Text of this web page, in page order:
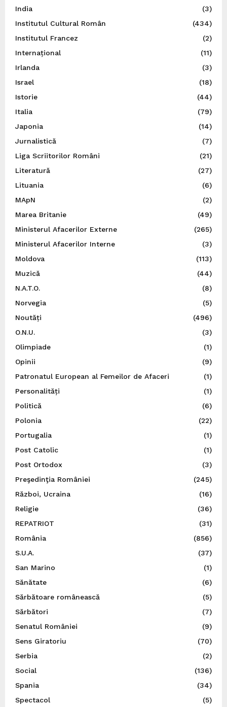
India
(3)
Institutul Cultural Român
(434)
Institutul Francez
(2)
Internațional
(11)
Irlanda
(3)
Israel
(18)
Istorie
(44)
Italia
(79)
Japonia
(14)
Jurnalistică
(7)
Liga Scriitorilor Români
(21)
Literatură
(27)
Lituania
(6)
MApN
(2)
Marea Britanie
(49)
Ministerul Afacerilor Externe
(265)
Ministerul Afacerilor Interne
(3)
Moldova
(113)
Muzică
(44)
N.A.T.O.
(8)
Norvegia
(5)
Noutăți
(496)
O.N.U.
(3)
Olimpiade
(1)
Opinii
(9)
Patronatul European al Femeilor de Afaceri
(1)
Personalități
(1)
Politică
(6)
Polonia
(22)
Portugalia
(1)
Post Catolic
(1)
Post Ortodox
(3)
Preşedinţia României
(245)
Război, Ucraina
(16)
Religie
(36)
REPATRIOT
(31)
România
(856)
S.U.A.
(37)
San Marino
(1)
Sănătate
(6)
Sărbătoare românească
(5)
Sărbători
(7)
Senatul României
(9)
Sens Giratoriu
(70)
Serbia
(2)
Social
(136)
Spania
(34)
Spectacol
(5)